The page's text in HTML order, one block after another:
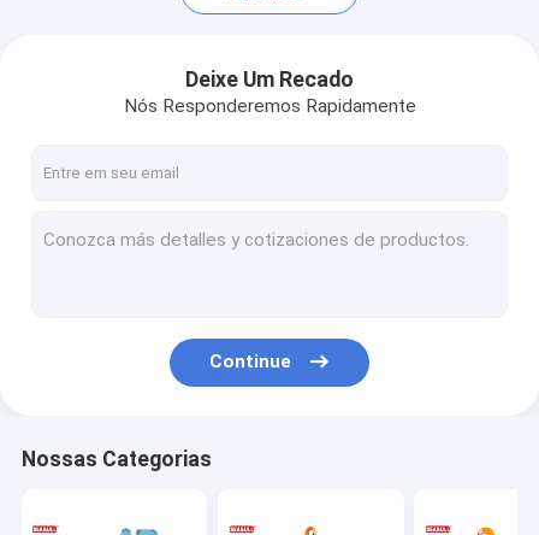
Deixe Um Recado
Nós Responderemos Rapidamente
Continue
Nossas Categorias